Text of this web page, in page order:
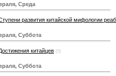
Среда
развития китайской мифологии
Суббота
китайцев (0)
Суббота